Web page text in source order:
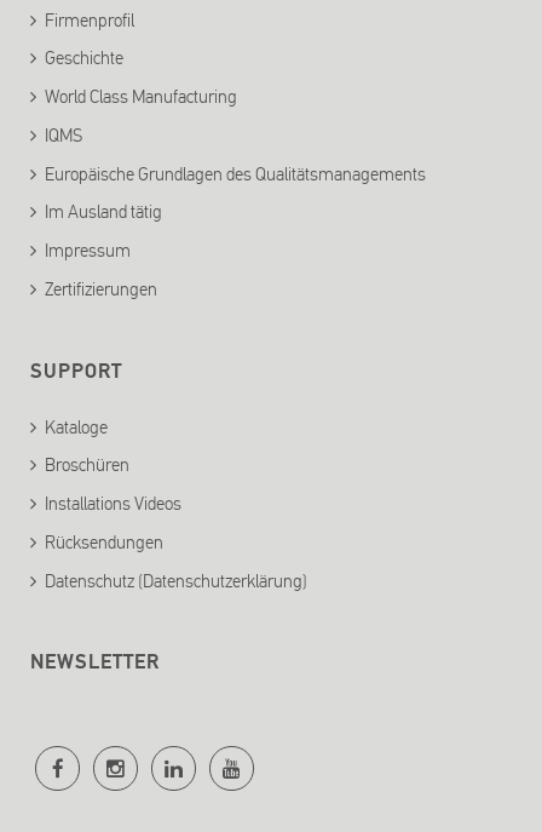
Firmenprofil
Geschichte
World Class Manufacturing
IQMS
Europäische Grundlagen des Qualitätsmanagements
Im Ausland tätig
Impressum
Zertifizierungen
SUPPORT
Kataloge
Broschüren
Installations Videos
Rücksendungen
Datenschutz (Datenschutzerklärung)
NEWSLETTER